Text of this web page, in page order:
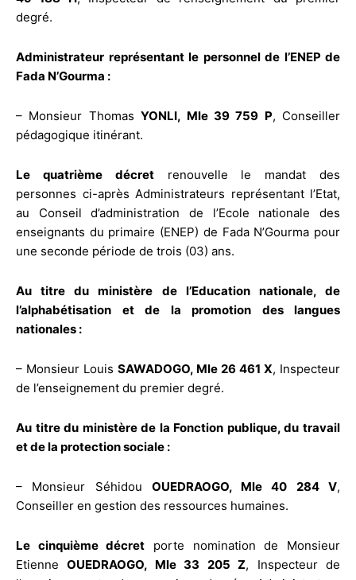
degré.
Administrateur représentant le personnel de l’ENEP de
Fada N’Gourma :
– Monsieur ThomasYONLI, Mle 39 759 P, Conseiller
pédagogique itinérant.
Le quatrième décretrenouvelle le mandat des
personnes ci-après Administrateurs représentant l’Etat,
au Conseil d’administration de l’Ecole nationale des
enseignants du primaire (ENEP) de Fada N’Gourma pour
une seconde période de trois (03) ans.
Au titre du ministère de l’Education nationale, de
l’alphabétisation et de la promotion des langues
nationales :
– Monsieur Louis SAWADOGO, Mle 26 461 X, Inspecteur
de l’enseignement du premier degré.
Au titre du ministère de la Fonction publique, du travail
et de la protection sociale :
– Monsieur Séhidou OUEDRAOGO, Mle 40 284 V,
Conseiller en gestion des ressources humaines.
Le cinquième décret porte nomination de Monsieur
EtienneOUEDRAOGO, Mle 33 205 Z, Inspecteur de